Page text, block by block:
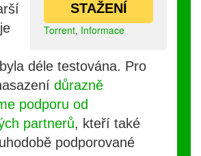
STAŽENÍ
Torrent, Informace
déle testována. Pro
důrazně
podporu od
partnerů, kteří také
podporované